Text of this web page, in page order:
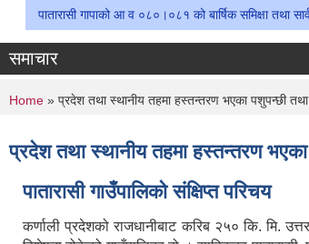
पातारासी गापाको आ व ०८०।०८१ को बार्षिक समिक्षा तथा
समाचार
You are here
Home » प्रदेश तथा स्थानीय तहमा हस्तन्तरण भएका पशुपन्छी तथा
प्रदेश तथा स्थानीय तहमा हस्तन्तरण भएका
पातारासी गाउँपालिको संक्षिप्त परिचय
कर्णाली प्रदेशको राजधानीबाट करिब २५० कि. मि.